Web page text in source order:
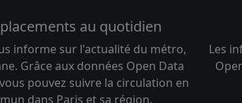
au quotidien
informe sur l'actualité du métro,
Grâce aux données Open Data
pouvez suivre la circulation en
dans Paris et sa région.
Les